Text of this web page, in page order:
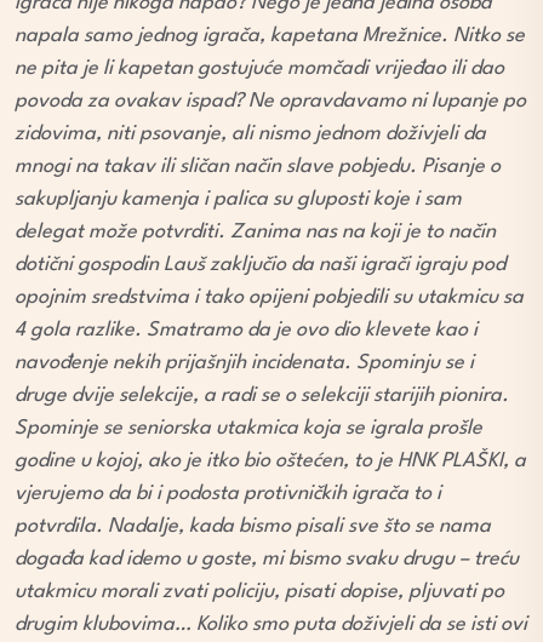
napala samo jednog igrača, kapetana Mrežnice. Nitko se
ne pita je li kapetan gostujuće momčadi vrijeđao ili dao
povoda za ovakav ispad? Ne opravdavamo ni lupanje po
zidovima, niti psovanje, ali nismo jednom doživjeli da
mnogi na takav ili sličan način slave pobjedu. Pisanje o
sakupljanju kamenja i palica su gluposti koje i sam
delegat može potvrditi. Zanima nas na koji je to način
dotični gospodin Lauš zaključio da naši igrači igraju pod
opojnim sredstvima i tako opijeni pobjedili su utakmicu sa
4 gola razlike. Smatramo da je ovo dio klevete kao i
navođenje nekih prijašnjih incidenata. Spominju se i
druge dvije selekcije, a radi se o selekciji starijih pionira.
Spominje se seniorska utakmica koja se igrala prošle
godine u kojoj, ako je itko bio oštećen, to je HNK PLAŠKI, a
vjerujemo da bi i podosta protivničkih igrača to i
potvrdila. Nadalje, kada bismo pisali sve što se nama
događa kad idemo u goste, mi bismo svaku drugu – treću
utakmicu morali zvati policiju, pisati dopise, pljuvati po
drugim klubovima… Koliko smo puta doživjeli da se isti ovi